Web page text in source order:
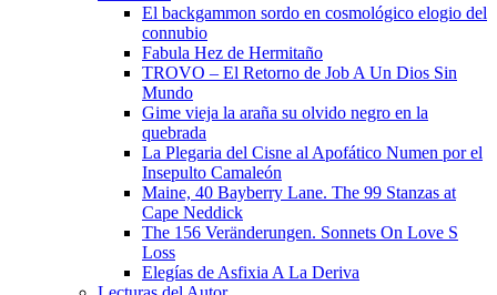
El backgammon sordo en cosmológico elogio del
connubio
Fabula Hez de Hermitaño
TROVO – El Retorno de Job A Un Dios Sin
Mundo
Gime vieja la araña su olvido negro en la
quebrada
La Plegaria del Cisne al Apofático Numen por el
Insepulto Camaleón
Maine, 40 Bayberry Lane. The 99 Stanzas at
Cape Neddick
The 156 Veränderungen. Sonnets On Love S
Loss
Elegías de Asfixia A La Deriva